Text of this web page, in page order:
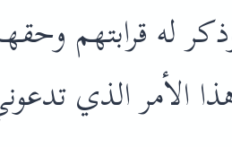
له قرابتهم
الأمر الذي